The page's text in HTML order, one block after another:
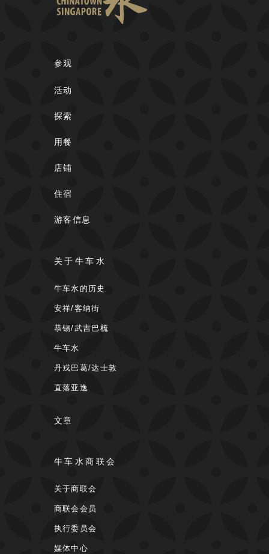
参观
活动
探索
用餐
店铺
住宿
游客信息
关于牛车水
牛车水的历史
安祥/客纳街
恭锡/武吉巴梳
牛车水
丹戎巴葛/达士敦
直落亚逸
文章
牛车水商联会
关于商联会
商联会会员
执行委员会
媒体中心